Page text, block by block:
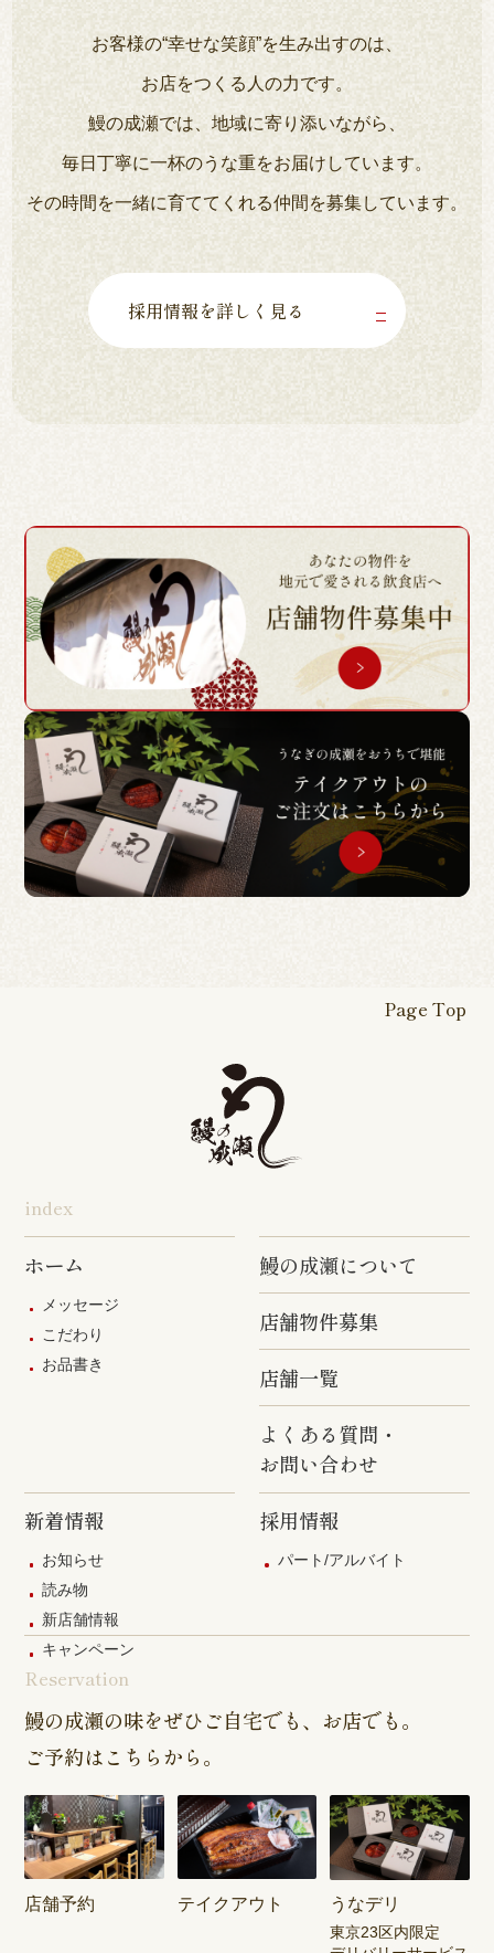
お客様の“幸せな笑顔”を生み出すのは、
お店をつくる人の力です。
鰻の成瀬では、地域に寄り添いながら、
毎日丁寧に一杯のうな重をお届けしています。
その時間を一緒に育ててくれる仲間を募集しています。
採用情報を詳しく見る
index
ホーム
メッセージ
こだわり
お品書き
鰻の成瀬について
店舗物件募集
店舗一覧
よくある質問・
お問い合わせ
新着情報
お知らせ
読み物
新店舗情報
キャンペーン
採用情報
パート/アルバイト
Reservation
鰻の成瀬の味をぜひご自宅でも、お店でも。
ご予約はこちらから。
店舗予約 テイクアウト うなデリ
東京23区内限定
Page Top